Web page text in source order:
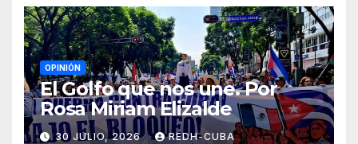
OPINIÓN
El Golfo que nos une. Por
Rosa Miriam Elizalde
30 JULIO, 2026 REDH-CUBA